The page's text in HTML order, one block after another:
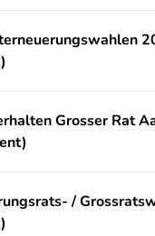
Grosser Rat
/